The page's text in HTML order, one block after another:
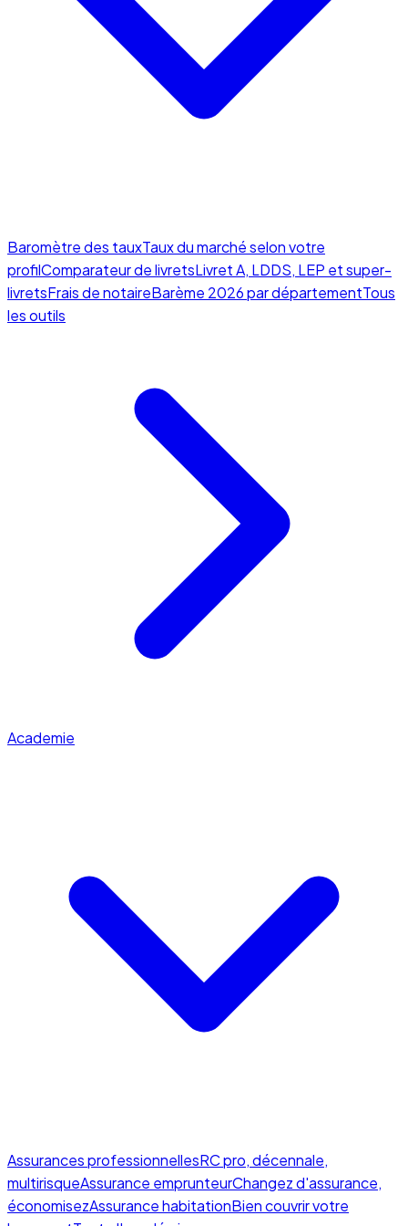
Baromètre des tauxTaux du marché selon votre
profilComparateur de livretsLivret A, LDDS, LEP et super-
livretsFrais de notaireBarème 2026 par départementTous
les outils
Academie
Assurances professionnellesRC pro, décennale,
multirisqueAssurance emprunteurChangez d'assurance,
économisezAssurance habitationBien couvrir votre